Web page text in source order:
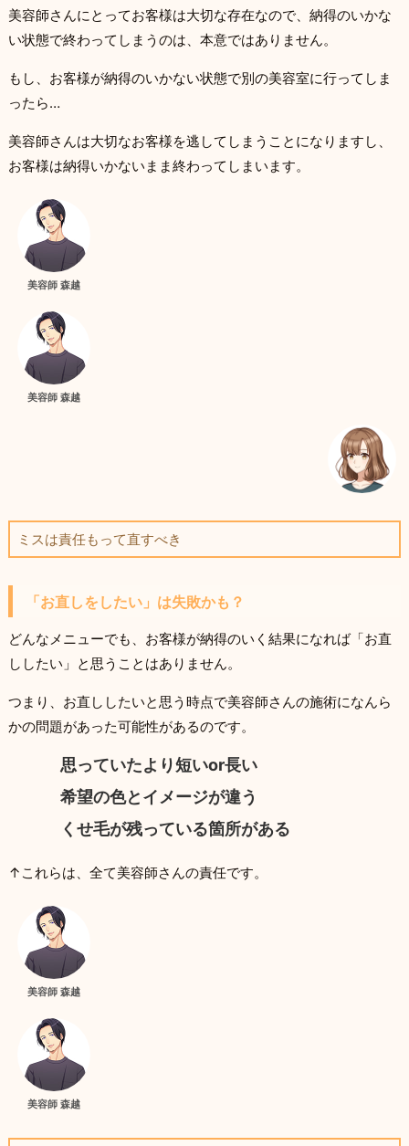
美容師さんにとってお客様は大切な存在なので、納得のいかな
い状態で終わってしまうのは、本意ではありません。
もし、お客様が納得のいかない状態で別の美容室に行ってしま
ったら…
美容師さんは大切なお客様を逃してしまうことになりますし、
お客様は納得いかないまま終わってしまいます。
美容師 森越
美容師 森越
ミスは責任もって直すべき
「お直しをしたい」は失敗かも？
どんなメニューでも、お客様が納得のいく結果になれば「お直
ししたい」と思うことはありません。
つまり、お直ししたいと思う時点で美容師さんの施術になんら
かの問題があった可能性があるのです。
思っていたより短いor長い
希望の色とイメージが違う
くせ毛が残っている箇所がある
↑これらは、全て美容師さんの責任です。
美容師 森越
美容師 森越